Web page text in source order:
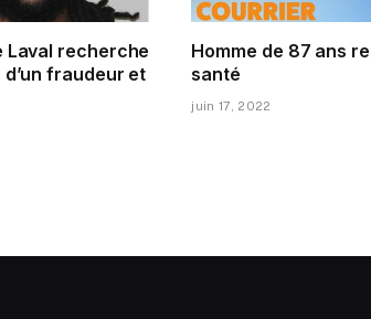
Laval recherche
fraudeur et
Homme de 87 ans
santé
juin 17, 2022